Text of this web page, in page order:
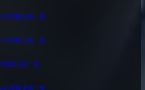
の買取実績一覧
の買取実績一覧
買取実績一覧
の買取実績一覧